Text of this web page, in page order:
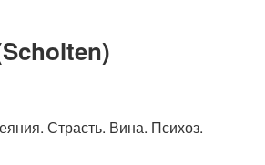
Страсть. Вина. Психоз.